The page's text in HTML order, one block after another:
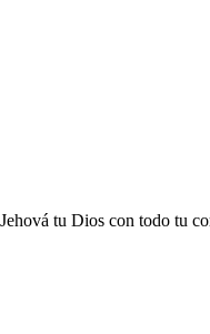
tu Dios con todo tu